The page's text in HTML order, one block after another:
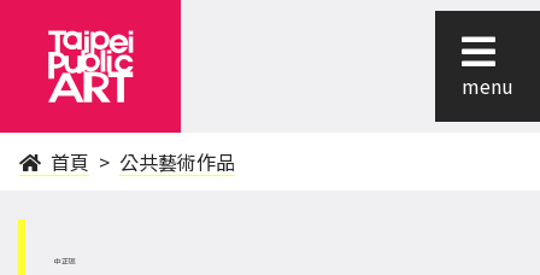
menu
首頁 公共藝術作品
中正區